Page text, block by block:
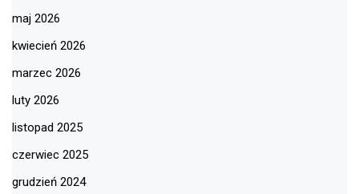
maj 2026
kwiecień 2026
marzec 2026
luty 2026
listopad 2025
czerwiec 2025
grudzień 2024